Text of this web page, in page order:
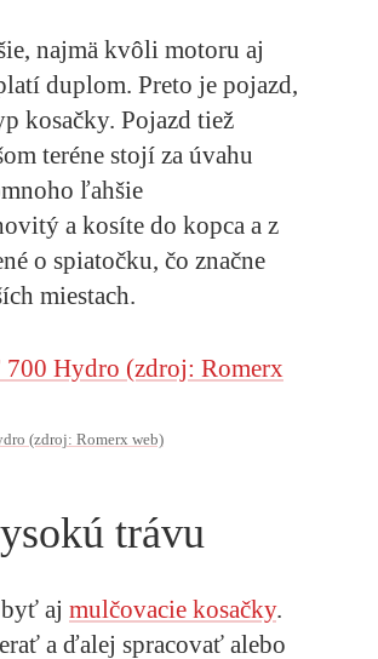
najmä kvôli motoru aj
duplom. Preto je pojazd,
kosačky. Pojazd tiež
teréne stojí za úvahu
ľahšie
a kosíte do kopca a z
o spiatočku, čo značne
miestach.
(zdroj: Romerx web)
trávu
aj mulčovacie kosačky.
a ďalej spracovať alebo